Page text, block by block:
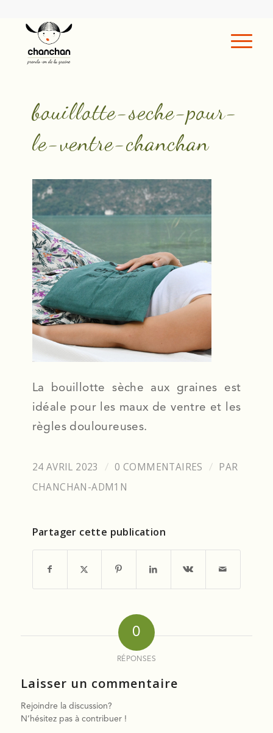
bouillotte-seche-pour-
le-ventre-chanchan
La bouillotte sèche aux graines est
idéale pour les maux de ventre et les
règles douloureuses.
24 AVRIL 2023 / 0 COMMENTAIRES /
PAR
CHANCHAN-ADM1N
Partager cette publication
0
RÉPONSES
Laisser un commentaire
Rejoindre la discussion?
N’hésitez pas à contribuer !